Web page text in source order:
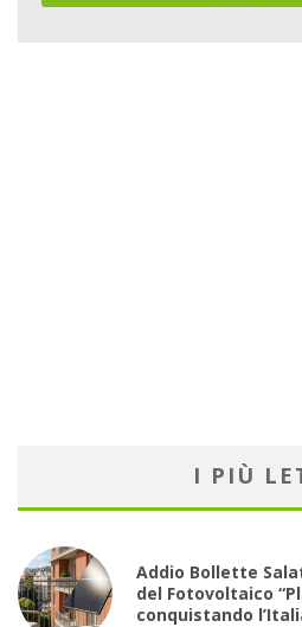
I PIÙ
Addio Bollette
del Fotovoltaico
conquistando